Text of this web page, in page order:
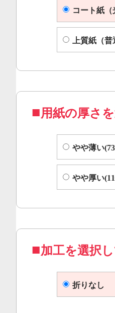
コート紙（
上質紙（普
用紙の厚さ
やや薄い
やや厚い
加工を選択
折りなし